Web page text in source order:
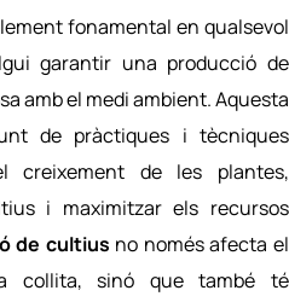
fonamental en qualsevol
garantir una producció de
amb el medi ambient. Aquesta
de pràctiques i tècniques
creixement de les plantes,
i maximitzar els recursos
de cultius no només afecta el
collita, sinó que també té